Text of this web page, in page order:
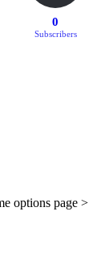
0
Subscribers
options page >